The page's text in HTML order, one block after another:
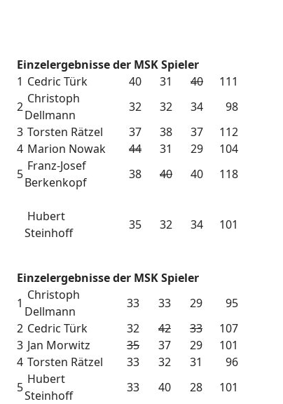
Einzelergebnisse der MSK Spieler
1 Cedric Türk 40 31 40
111
2
Christoph
Dellmann
32 32 34
98
3 Torsten Rätzel 37 38 37
112
4 Marion Nowak 44 31 29
104
5
Franz-Josef
Berkenkopf
38 40 40 118
Hubert
Steinhoff
35 32 34 101
Einzelergebnisse der MSK Spieler
1
Christoph
Dellmann
33 33 29
95
2 Cedric Türk 32 42 33
107
3 Jan Morwitz 35 37 29
101
4 Torsten Rätzel 33 32 31
96
5
Hubert
Steinhoff
33 40 28 101